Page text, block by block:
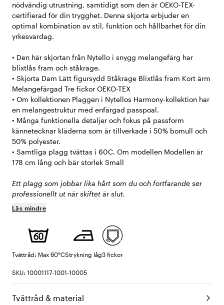
nödvändig utrustning, samtidigt som den är OEKO-TEX-
certifierad för din trygghet. Denna skjorta erbjuder en
optimal kombination av stil, funktion och hållbarhet för din
yrkesvardag.
• Den här skjortan från Nytello i snygg melangefärg har
blixtlås fram och ståkrage.
• Skjorta Dam Lätt figursydd Ståkrage Blixtlås fram Kort ärm
Melangefärgad Tre fickor OEKO-TEX
• Om kollektionen Plaggen i Nytellos Harmony-kollektion har
en melangestruktur med enfärgad passpoal.
• Många funktionella detaljer och fokus på passform
kännetecknar kläderna som är tillverkade i 50% bomull och
50% polyester.
• Samtliga plagg tvättas i 60C. Om modellen Modellen är
178 cm lång och bär storlek Small
Ett plagg som jobbar lika hårt som du och fortfarande ser
professionellt ut när skiftet är slut.
Läs mindre
Tvättråd: Max 60°CStrykning låg3 fickor
SKU: 10001117-1001-10005
Tvättråd & material